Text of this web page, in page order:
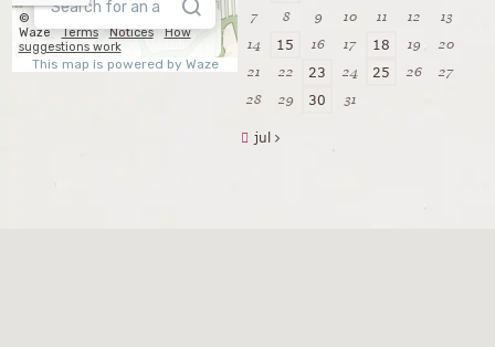
7
8 9 10 11 12
13
14
15 16 17 18 19
20
21
22 23 24 25 26
27
28
29 30 31
jul